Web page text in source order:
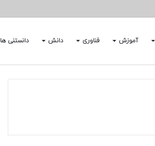
آموزش فناوری دانش دانستنی ها